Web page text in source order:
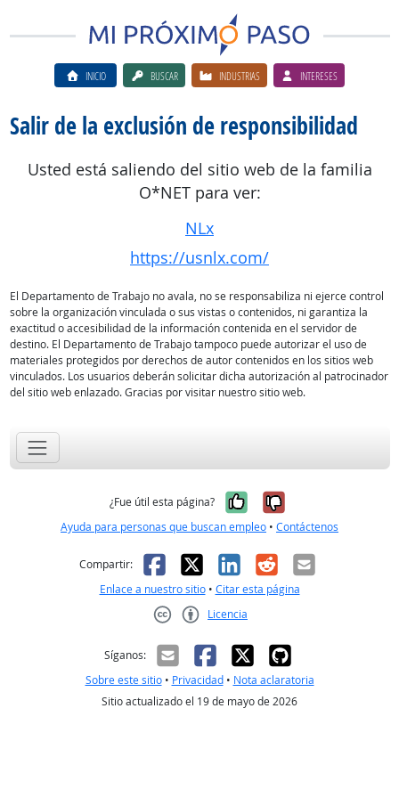
INICIO BUSCAR INDUSTRIAS INTERESES
Salir de la exclusión de responsibilidad
Usted está saliendo del sitio web de la familia
O*NET para ver:
NLx
https://usnlx.com/
El Departamento de Trabajo no avala, no se responsabiliza ni ejerce control
sobre la organización vinculada o sus vistas o contenidos, ni garantiza la
exactitud o accesibilidad de la información contenida en el servidor de
destino. El Departamento de Trabajo tampoco puede autorizar el uso de
materiales protegidos por derechos de autor contenidos en los sitios web
vinculados. Los usuarios deberán solicitar dicha autorización al patrocinador
del sitio web enlazado. Gracias por visitar nuestro sitio web.
¿Fue útil esta página? Sí, fue útil
No, no fue
Ayuda para personas que buscan empleo • Contáctenos
Compartir: Facebook
X LinkedIn
RedditCorreo
Enlace a nuestro sitio• Citar esta página
Licencia
Síganos:
Sobre este sitio• Privacidad• Nota aclaratoria
Sitio actualizado el 19 de mayo de 2026